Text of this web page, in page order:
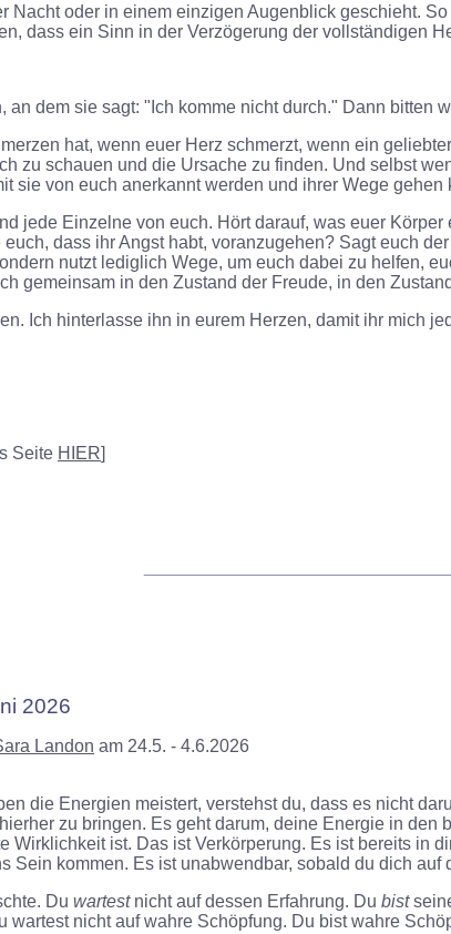
Nacht oder in einem einzigen Augenblick geschieht.
dass ein Sinn in der Verzögerung der vollständigen
dem sie sagt: "Ich komme nicht durch." Dann
hat, wenn euer Herz schmerzt, wenn ein
zu schauen und die Ursache zu finden. Und selbst
sie von euch anerkannt werden und ihrer Wege gehen
jede Einzelne von euch. Hört darauf, was euer
dass ihr Angst habt, voranzugehen? Sagt euch
nutzt lediglich Wege, um euch dabei zu helfen,
gemeinsam in den Zustand der Freude, in den
Ich hinterlasse ihn in eurem Herzen, damit ihr mich
Seite HIER]
2026
Landon am 24.5. - 4.6.2026
die Energien meistert, verstehst du, dass es nicht
zu bringen. Es geht darum, deine Energie in
Wirklichkeit ist. Das ist Verkörperung. Es ist bereits in
Sein kommen. Es ist unabwendbar, sobald du dich
Du wartestnicht auf dessen Erfahrung. Du bist
wartest nicht auf wahre Schöpfung. Du bist wahre